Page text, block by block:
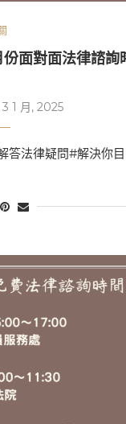
份面對面法律諮詢
3 1 月, 2025
答法律疑問#解決你目